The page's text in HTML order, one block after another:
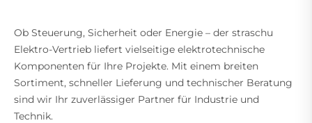
Ob Steuerung, Sicherheit oder Energie – der straschu
Elektro-Vertrieb liefert vielseitige elektrotechnische
Komponenten für Ihre Projekte. Mit einem breiten
Sortiment, schneller Lieferung und technischer Beratung
sind wir Ihr zuverlässiger Partner für Industrie und
Technik.